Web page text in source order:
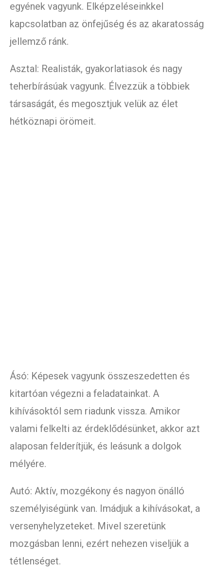
egyének vagyunk. Elképzeléseinkkel
kapcsolatban az önfejűség és az akaratosság
jellemző ránk.
Asztal: Realisták, gyakorlatiasok és nagy
teherbírásúak vagyunk. Élvezzük a többiek
társaságát, és megosztjuk velük az élet
hétköznapi örömeit.
Ásó: Képesek vagyunk összeszedetten és
kitartóan végezni a feladatainkat. A
kihívásoktól sem riadunk vissza. Amikor
valami felkelti az érdeklődésünket, akkor azt
alaposan felderítjük, és leásunk a dolgok
mélyére.
Autó: Aktív, mozgékony és nagyon önálló
személyiségünk van. Imádjuk a kihívásokat, a
versenyhelyzeteket. Mivel szeretünk
mozgásban lenni, ezért nehezen viseljük a
tétlenséget.